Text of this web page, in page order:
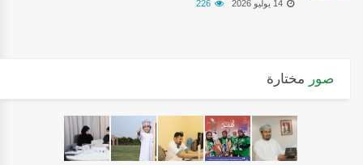
14 يوليو 2026 226
صور مختارة